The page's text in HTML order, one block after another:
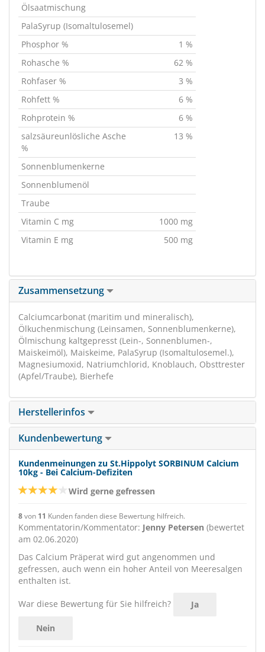
Ölsaatmischung
PalaSyrup (Isomaltulosemel)
Phosphor %
1 %
Rohasche %
62 %
Rohfaser %
3 %
Rohfett %
6 %
Rohprotein %
6 %
salzsäureunlösliche Asche
%
13 %
Sonnenblumenkerne
Sonnenblumenöl
Traube
Vitamin C mg
1000 mg
Vitamin E mg
500 mg
Zusammensetzung
Calciumcarbonat (maritim und mineralisch),
Ölkuchenmischung (Leinsamen, Sonnenblumenkerne),
Ölmischung kaltgepresst (Lein-, Sonnenblumen-,
Maiskeimöl), Maiskeime, PalaSyrup (Isomaltulosemel.),
Magnesiumoxid, Natriumchlorid, Knoblauch, Obsttrester
(Apfel/Traube), Bierhefe
Herstellerinfos
Kundenbewertung
Kundenmeinungen zu St.Hippolyt SORBINUM Calcium
10kg - Bei Calcium-Defiziten
Wird gerne gefressen
8von 11 Kunden fanden diese Bewertung hilfreich.
Kommentatorin/Kommentator: Jenny Petersen (bewertet
am 02.06.2020)
Das Calcium Präperat wird gut angenommen und
gefressen, auch wenn ein hoher Anteil von Meeresalgen
enthalten ist.
War diese Bewertung für Sie hilfreich? Ja
Nein